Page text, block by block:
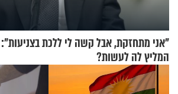
"אני מתחזקת, אבל קשה לי ללכת
המליץ לה לעשות?